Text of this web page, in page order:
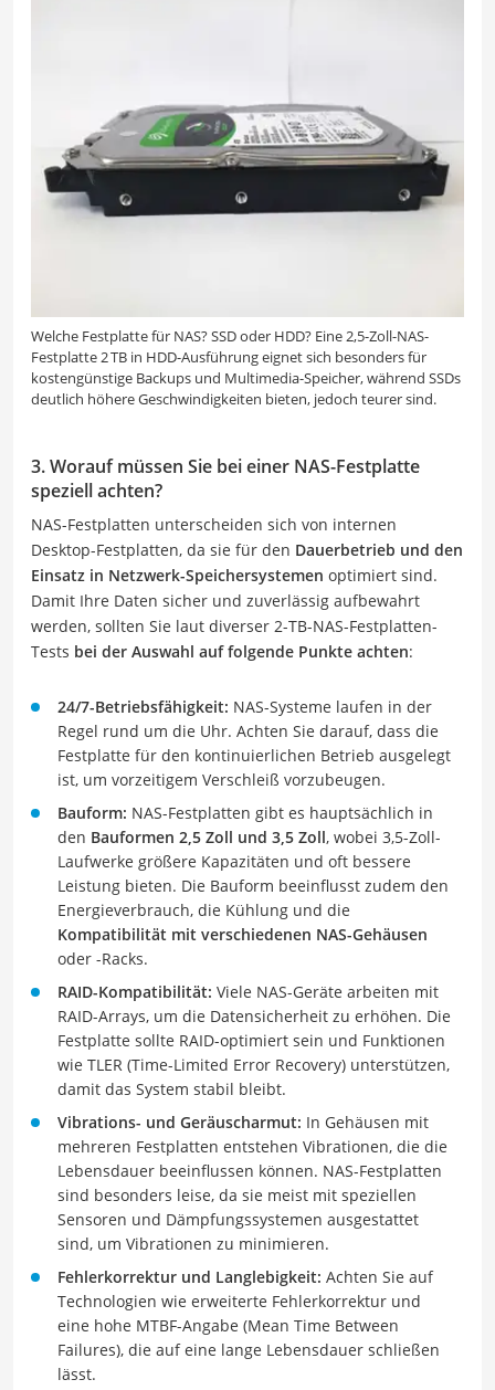
Welche Festplatte für NAS? SSD oder HDD? Eine 2,5-Zoll-NAS-
Festplatte 2 TB in HDD-Ausführung eignet sich besonders für
kostengünstige Backups und Multimedia-Speicher, während SSDs
deutlich höhere Geschwindigkeiten bieten, jedoch teurer sind.
3. Worauf müssen Sie bei einer NAS-Festplatte
speziell achten?
NAS-Festplatten unterscheiden sich von internen
Desktop-Festplatten, da sie für den Dauerbetrieb und den
Einsatz in Netzwerk-Speichersystemen optimiert sind.
Damit Ihre Daten sicher und zuverlässig aufbewahrt
werden, sollten Sie laut diverser 2-TB-NAS-Festplatten-
Tests bei der Auswahl auf folgende Punkte achten:
24/7-Betriebsfähigkeit: NAS-Systeme laufen in der
Regel rund um die Uhr. Achten Sie darauf, dass die
Festplatte für den kontinuierlichen Betrieb ausgelegt
ist, um vorzeitigem Verschleiß vorzubeugen.
Bauform: NAS-Festplatten gibt es hauptsächlich in
den Bauformen 2,5 Zoll und 3,5 Zoll, wobei 3,5-Zoll-
Laufwerke größere Kapazitäten und oft bessere
Leistung bieten. Die Bauform beeinflusst zudem den
Energieverbrauch, die Kühlung und die
Kompatibilität mit verschiedenen NAS-Gehäusen
oder -Racks.
RAID-Kompatibilität: Viele NAS-Geräte arbeiten mit
RAID-Arrays, um die Datensicherheit zu erhöhen. Die
Festplatte sollte RAID-optimiert sein und Funktionen
wie TLER (Time-Limited Error Recovery) unterstützen,
damit das System stabil bleibt.
Vibrations- und Geräuscharmut: In Gehäusen mit
mehreren Festplatten entstehen Vibrationen, die die
Lebensdauer beeinflussen können. NAS-Festplatten
sind besonders leise, da sie meist mit speziellen
Sensoren und Dämpfungssystemen ausgestattet
sind, um Vibrationen zu minimieren.
Fehlerkorrektur und Langlebigkeit: Achten Sie auf
Technologien wie erweiterte Fehlerkorrektur und
eine hohe MTBF-Angabe (Mean Time Between
Failures), die auf eine lange Lebensdauer schließen
lässt.